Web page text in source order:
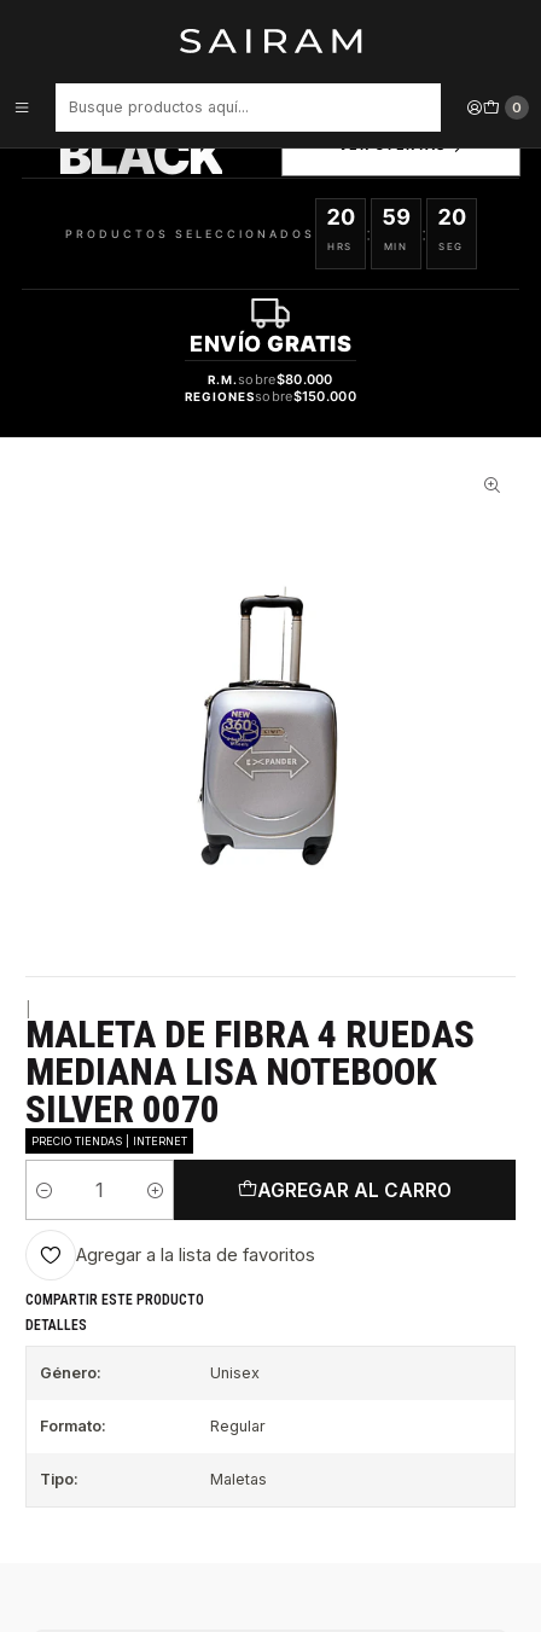
0
Maleta De Fibra 4 Ruedas Mediana Lisa Notebook Silver 0070
BLACK
SELECCIONADOS
PRODUCTOS SELECCIONADOS
20
HRS
:
59
MIN
:
19
SEG
ENVÍO GRATIS
R.M.sobre$80.000
REGIONESsobre$150.000
MALETA DE FIBRA 4 RUEDAS
MEDIANA LISA NOTEBOOK
SILVER 0070
PRECIO TIENDAS | INTERNET
Cantidad
AGREGAR AL CARRO
Agregar a la lista de favoritos
COMPARTIR ESTE PRODUCTO
DETALLES
Género: Unisex
Formato: Regular
Tipo: Maletas